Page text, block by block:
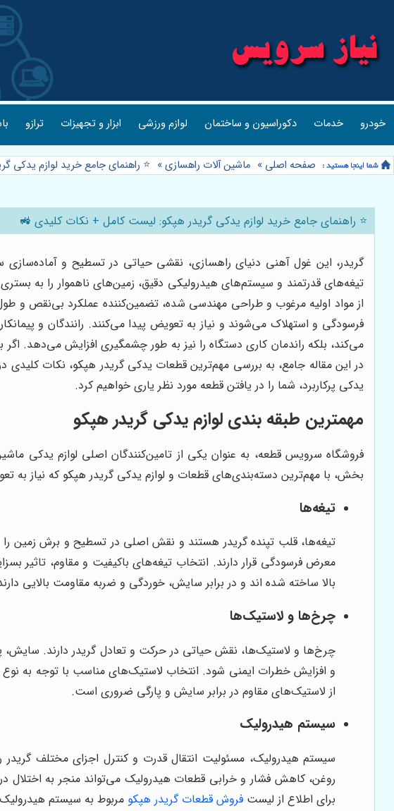
خودرو خدمات دکوراسیون و ساختمان لوازم ورزشی ابزار و تجهیزات ترازو
صفحه اصلی » ماشین آلات راهسازی» ⭐️ راهنمای جامع خرید لوازم یدکی
⭐️ راهنمای جامع خرید لوازم یدکی گریدر هپکو: لیست کامل + نکات کلیدی 🚜
گریدر، این غول آهنی دنیای راهسازی، نقشی حیاتی در تسطیح و آماده‌سازی
تیغه‌های قدرتمند و سیستم‌های هیدرولیکی دقیق، زمین‌های ناهموار را به
از مواد اولیه مرغوب و طراحی مهندسی شده، تضمین‌کننده عملکرد بی‌نقص و
فرسودگی و استهلاک می‌شوند و نیاز به تعویض پیدا می‌کنند. رانندگان و
می‌کند، بلکه راندمان کاری دستگاه را نیز به طور چشمگیری افزایش می‌دهد.
در این مقاله جامع، به بررسی مهم‌ترین قطعات یدکی گریدر هپکو، نکات کلیدی
یدکی پرکاربرد، شما را در یافتن قطعه مورد نظر یاری خواهیم کرد.
مهمترین طبقه بندی لوازم یدکی گریدر هپکو
فروشگاه سرویس قطعه، به عنوان یکی از تامین‌کنندگان اصلی لوازم یدکی
بخش، با مهم‌ترین دسته‌بندی‌های قطعات و لوازم یدکی گریدر هپکو که نیاز به
تیغه‌ها
تیغه‌ها، قلب تپنده گریدر هستند و نقش اصلی در تسطیح و برش زمین
معرض فرسودگی قرار دارند. انتخاب تیغه‌های باکیفیت و مقاوم، تاثیر
بالا ساخته شده اند و در برابر سایش، خوردگی و ضربه مقاومت بالایی
چرخ‌ها و لاستیک‌ها
چرخ‌ها و لاستیک‌ها، نقش حیاتی در حرکت و تعادل گریدر دارند. سایش،
و افزایش خطرات ایمنی شود. انتخاب لاستیک‌های مناسب با توجه به نوع
از لاستیک‌های مقاوم در برابر سایش و پارگی ضروری است.
سیستم هیدرولیک
سیستم هیدرولیک، مسئولیت انتقال قدرت و کنترل اجزای مختلف
روغن، کاهش فشار و خرابی قطعات هیدرولیک می‌تواند منجر به اختلال
برای اطلاع از لیست فروش قطعات گریدر هپکو مربوط به سیستم